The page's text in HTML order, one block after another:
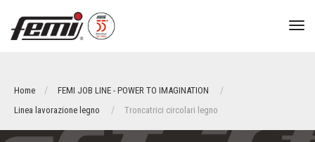
Home
FEMI JOB LINE - POWER TO IMAGINATION
Linea lavorazione legno
Troncatrici circolari legno